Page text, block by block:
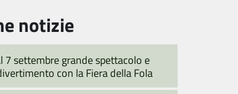
notizie
7 settembre grande spettacolo e
con la Fiera della Fola